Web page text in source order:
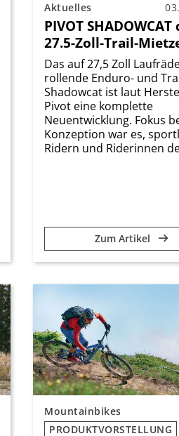
Aktuelles
PIVOT SHADOWCAT
27.5-Zoll-Trail-
Das auf 27,5 Zoll
rollende Enduro- und
Shadowcat ist laut
Pivot eine komplette
Neuentwicklung. Fokus
Konzeption war es,
Ridern und Riderinnen
Zum Artikel
Mountainbikes
PRODUKTVORSTELLUNG